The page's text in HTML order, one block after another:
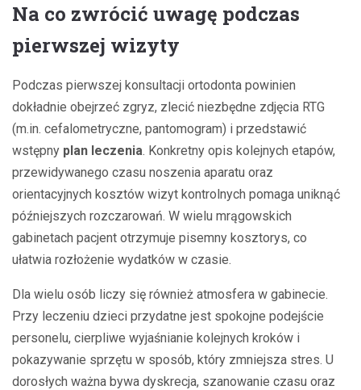
Na co zwrócić uwagę podczas
pierwszej wizyty
Podczas pierwszej konsultacji ortodonta powinien
dokładnie obejrzeć zgryz, zlecić niezbędne zdjęcia RTG
(m.in. cefalometryczne, pantomogram) i przedstawić
wstępny plan leczenia. Konkretny opis kolejnych etapów,
przewidywanego czasu noszenia aparatu oraz
orientacyjnych kosztów wizyt kontrolnych pomaga uniknąć
późniejszych rozczarowań. W wielu mrągowskich
gabinetach pacjent otrzymuje pisemny kosztorys, co
ułatwia rozłożenie wydatków w czasie.
Dla wielu osób liczy się również atmosfera w gabinecie.
Przy leczeniu dzieci przydatne jest spokojne podejście
personelu, cierpliwe wyjaśnianie kolejnych kroków i
pokazywanie sprzętu w sposób, który zmniejsza stres. U
dorosłych ważna bywa dyskrecja, szanowanie czasu oraz